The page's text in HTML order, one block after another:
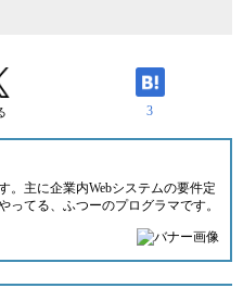
3
。主に企業内Webシステムの要件定
ってる、ふつーのプログラマです。